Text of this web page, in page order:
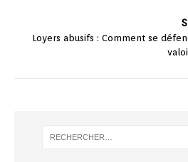
Loyers abusifs : Comment se